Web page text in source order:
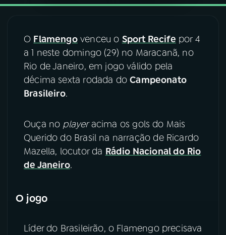
08 FESTIVAL DE MÚSICA
ACOMPANHE A RÁDIO NACIONAL
Instagram X
TikTok
O Flamengovenceu o Sport Recife por 4
a 1 neste domingo (29) no Maracanã, no
Rio de Janeiro, em jogo válido pela
décima sexta rodada doCampeonato
Brasileiro.
Ouça no playeracima os gols do Mais
Querido do Brasil na narração de Ricardo
Mazella, locutor da Rádio Nacional do Rio
de Janeiro.
O jogo
Líder do Brasileirão, o Flamengo precisava